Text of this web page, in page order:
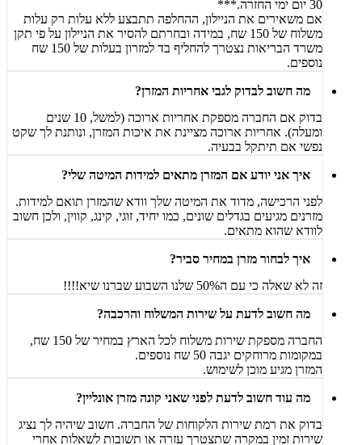
30 יום ימי החזרה.***
אם משאירים את הניילון, ההחלפה תתבצע ללא עלות רק עלות
משלוח של 150 שח, במידה ובחרתם להסיר את הניילון על פי תקן
משרד הבריאות נצטרך להחליף בד למזרון בעלות של 150 שח
נוספים.
מה חשוב לבדוק לגבי אחריות המזרן?
בדוק אם החברה מספקת אחריות ארוכה (למשל, 10 שנים
ומעלה). אחריות ארוכה מציינת את איכות המזרן, ונותנת לך שקט
נפשי אם תיתקל בבעיה.
איך אני יודע אם המזרן מתאים למידות המיטה שלי?
לפני הרכישה, מדוד את המיטה שלך וודא שהמזרן תואם למידות.
מזרנים מגיעים בגדלים שונים, כמו יחיד, זוגי, קינג, קווין, ולכן חשוב
לוודא שהוא מתאים.
איך לבחור מזרן במחיר סביר?
זה לא שאלה כי עם ה50% שלנו השבוע שברנו שיא!!!!
מה חשוב לדעת על שירות המשלוח והרכבה?
החברה מספקת שירות משלוח לכל הארץ במחיר של 150 שח,
במקומות מרוחקים יגבה 50 שח נוספים.
המזרן מגיע מוכן לשימוש.
מה עוד חשוב לדעת לפני שאני קונה מזרן אונליין?
בדוק את רמת שירות הלקוחות של החברה. חשוב שיהיה לך נציג
שירות זמין במקרה שתצטרך עזרה או תשובות לשאלות אחרי